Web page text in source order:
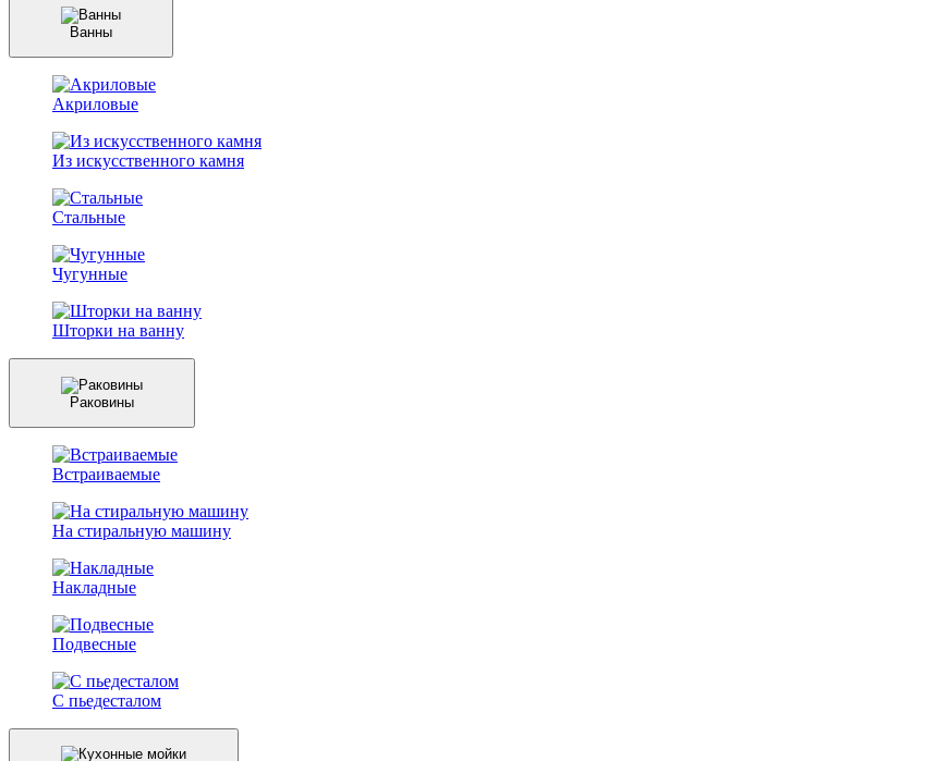
Ванны
Акриловые
Из искусственного камня
Стальные
Чугунные
Шторки на ванну
Раковины
Встраиваемые
На стиральную машину
Накладные
Подвесные
С пьедесталом